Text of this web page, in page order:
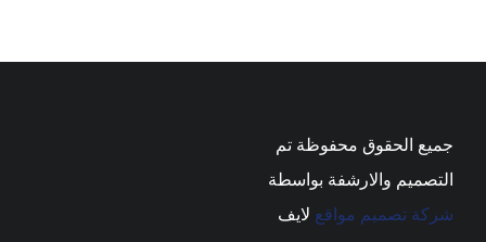
جميع الحقوق محفوظة تم
التصميم والارشفة بواسطة
شركة تصميم مواقع لايف